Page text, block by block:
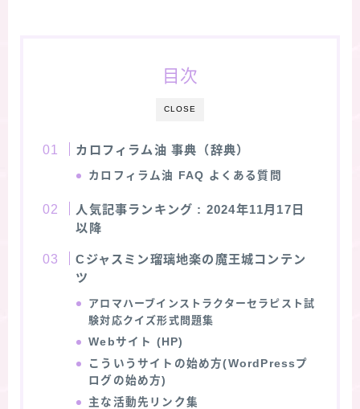
CLOSE
目次
カロフィラム油 事典（辞典）
カロフィラム油 FAQ よくある質問
人気記事ランキング : 2024年11月17日
以降
Cジャスミン瑠璃地楽の魔王城コンテン
ツ
アロマハーブインストラクターセラピスト試
験対応クイズ形式問題集
Webサイト (HP)
こういうサイトの始め方(WordPressプ
ログの始め方)
主な活動先リンク集